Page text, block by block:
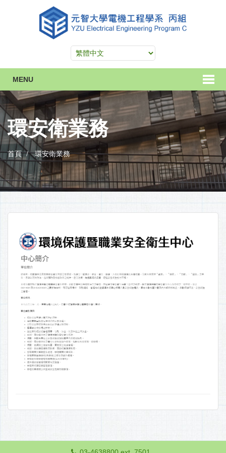
MENU
環安衛業務
首頁 環安衛業務